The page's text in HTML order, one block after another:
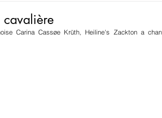
cavalière
Carina Cassøe Krüth, Heiline's Zackton a